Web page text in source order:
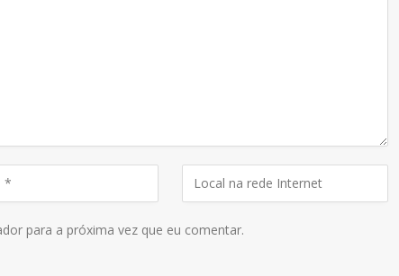
para a próxima vez que eu comentar.